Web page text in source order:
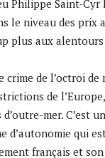
Philippe Saint-Cyr
le niveau des prix
plus aux alentours
de l’octroi de
de
mer. C’est
d’autonomie qui
français et